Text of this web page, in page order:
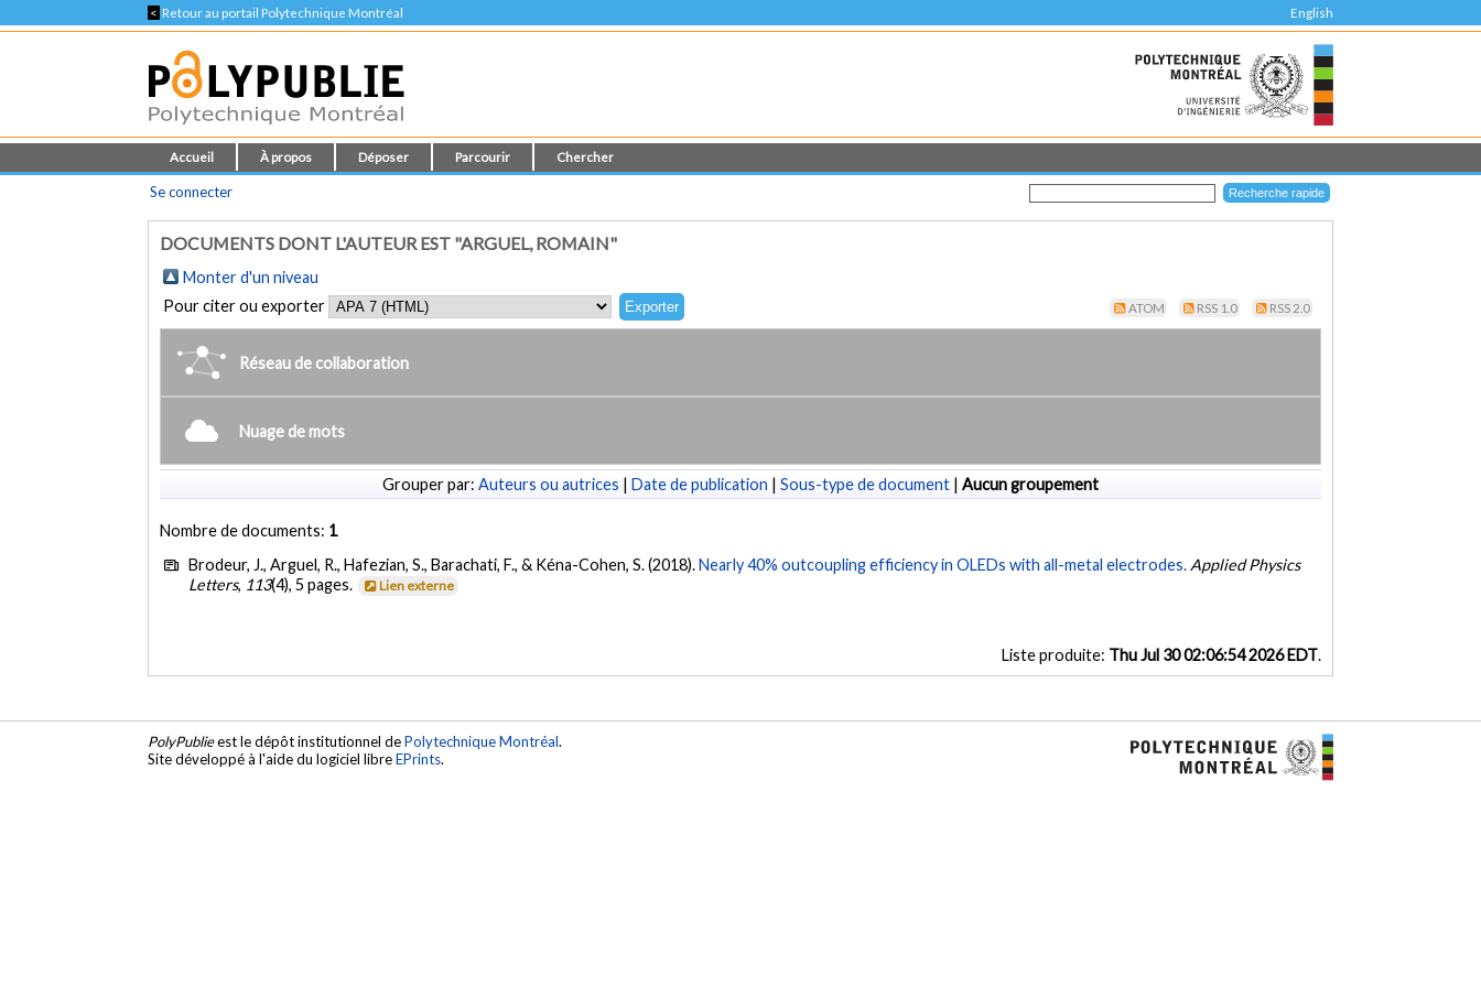
< Retour au portail Polytechnique Montréal English
Accueil À propos Déposer Parcourir Chercher
Se connecter
DOCUMENTS DONT L'AUTEUR EST "ARGUEL, ROMAIN"
Monter d'un niveau
Pour citer ou exporter
ATOM RSS 1.0 RSS 2.0
Réseau de collaboration
Nuage de mots
Grouper par: Auteurs ou autrices | Date de publication | Sous-type de document | Aucun groupement
Nombre de documents: 1
Brodeur, J., Arguel, R., Hafezian, S., Barachati, F., & Kéna-Cohen, S. (2018).Nearly 40% outcoupling efficiency in OLEDs with all-metal electrodes. Applied Physics
Letters, 113(4), 5 pages. Lien externe
Liste produite: Thu Jul 30 02:06:54 2026 EDT.
PolyPublieest le dépôt institutionnel dePolytechnique Montréal.
Site développé à l'aide du logiciel libreEPrints.